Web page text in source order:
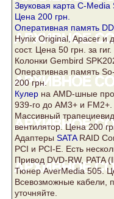
Звуковая карта C-
Цена 200 грн.
Оперативная память
Hynix Original, Apacer и
сост. Цена 50 грн. за гиг.
Колонки Gembird
Оперативная память
200 грн.
Кулер на AMD-шные
939-го до AM3+ и
Массивный
вентилятор. Цена 200
Адаптеры SATARAID
PCI и PCI-E. Есть
Привод DVD-RW, PATA
Тюнер AverMedia 505.
Всевозможные кабели,
уточняйте.